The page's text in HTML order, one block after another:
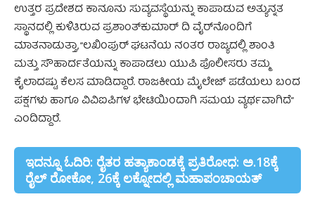
ಉತ್ತರ ಪ್ರದೇಶದ ಕಾನೂನು ಸುವ್ಯವಸ್ಥೆಯನ್ನು ಕಾಪಾಡುವ ಅತ್ಯುನ್ನತ
ಸ್ಥಾನದಲ್ಲಿ ಕುಳಿತಿರುವ ಪ್ರಶಾಂತ್‌ಕುಮಾರ್‌‌ ದಿ ವೈರ್‌ನೊಂದಿಗೆ
ಮಾತನಾಡುತ್ತಾ, “ಲಖಿಂಪುರ್‌ಘಟನೆಯ ನಂತರ ರಾಜ್ಯದಲ್ಲಿ ಶಾಂತಿ
ಮತ್ತು ಸೌಹಾರ್ದತೆಯನ್ನು ಕಾಪಾಡಲು ಯುಪಿ ಪೊಲೀಸರು ತಮ್ಮ
ಕೈಲಾದಷ್ಟು ಕೆಲಸ ಮಾಡಿದ್ದಾರೆ. ರಾಜಕೀಯ ಮೈಲೇಜ್‌‌ ಪಡೆಯಲು ಬಂದ
ಪಕ್ಷಗಳು ಹಾಗೂ ವಿವಿಐಪಿಗಳ ಭೇಟಿಯಿಂದಾಗಿ ಸಮಯ ವ್ಯರ್ಥವಾಗಿದೆ”
ಎಂದಿದ್ದಾರೆ.
ಇದನ್ನೂ ಓದಿರಿ: ರೈತರ ಹತ್ಯಾಕಾಂಡಕ್ಕೆ ಪ್ರತಿರೋಧ: ಅ.18ಕ್ಕೆ
ರೈಲ್ ರೋಕೋ, 26ಕ್ಕೆ ಲಕ್ನೋದಲ್ಲಿ ಮಹಾಪಂಚಾಯತ್